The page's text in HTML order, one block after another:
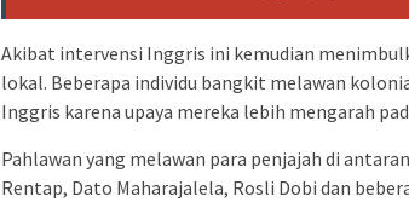
Akibat intervensi Inggris ini kemudian
lokal. Beberapa individu bangkit melawan
Inggris karena upaya mereka lebih mengarah
Pahlawan yang melawan para penjajah di
Rentap, Dato Maharajalela, Rosli Dobi dan